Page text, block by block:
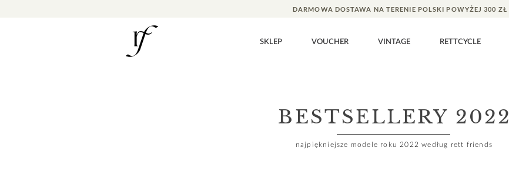
DARMOWA DOSTAWA NA TERENIE POLSKI POWYŻEJ 300 ZŁ
SKLEP VOUCHER VINTAGE RETTCYCLE
BESTSELLERY 2022
najpiękniejsze modele roku 2022 według rett friends